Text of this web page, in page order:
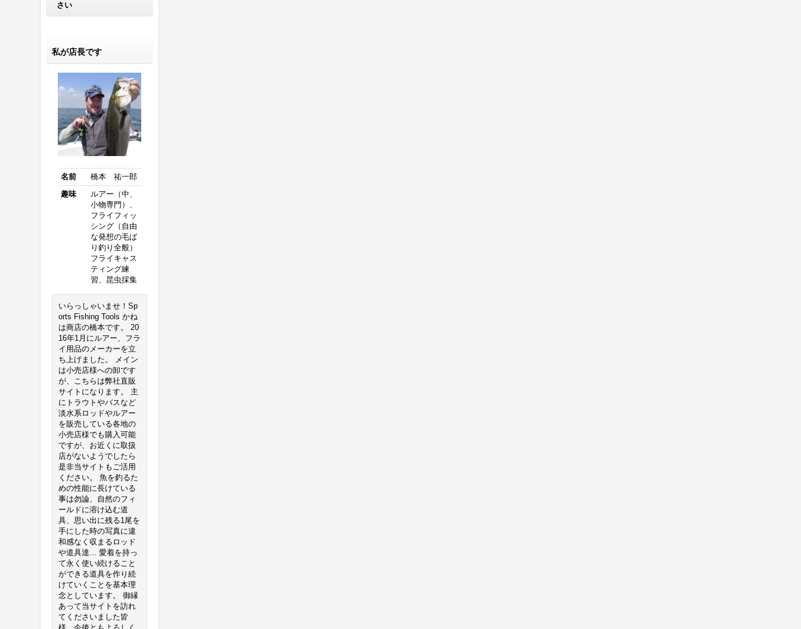
さい
私が店長です
名前
橋本 祐一郎
趣味
ルアー（中、
小物専門）、
フライフィッ
シング（自由
な発想の毛ば
り釣り全般）
フライキャス
ティング練
習、昆虫採集
いらっしゃいませ！Sp
orts Fishing Tools かね
は商店の橋本です。 20
16年1月にルアー、フラ
イ用品のメーカーを立
ち上げました。 メイン
は小売店様への卸です
が、こちらは弊社直販
サイトになります。 主
にトラウトやバスなど
淡水系ロッドやルアー
を販売している各地の
小売店様でも購入可能
ですが、お近くに取扱
店がないようでしたら
是非当サイトもご活用
ください。 魚を釣るた
めの性能に長けている
事は勿論、自然のフィ
ールドに溶け込む道
具、思い出に残る1尾を
手にした時の写真に違
和感なく収まるロッド
や道具達... 愛着を持っ
て永く使い続けること
ができる道具を作り続
けていくことを基本理
念としています。 御縁
あって当サイトを訪れ
てくださいました皆